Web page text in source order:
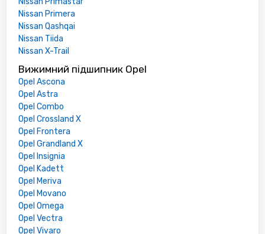
Nissan Primera
Nissan Qashqai
Nissan Tiida
Nissan X-Trail
Вижимний підшипник Opel
Opel Ascona
Opel Astra
Opel Combo
Opel Crossland X
Opel Frontera
Opel Grandland X
Opel Insignia
Opel Kadett
Opel Meriva
Opel Movano
Opel Omega
Opel Vectra
Opel Vivaro